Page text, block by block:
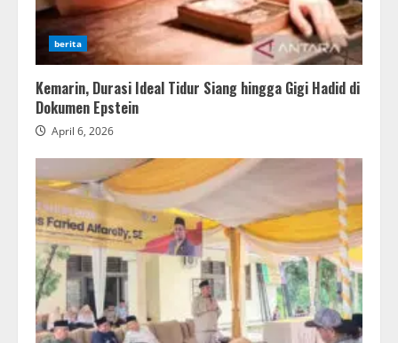
berita
Kemarin, Durasi Ideal Tidur Siang hingga Gigi Hadid di
Dokumen Epstein
April 6, 2026